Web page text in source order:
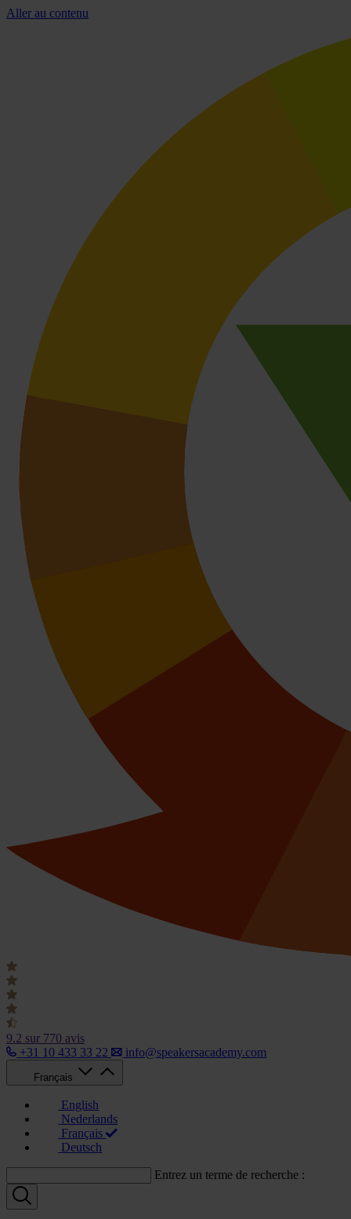
Aller au contenu
9.2 sur 770 avis
+31 10 433 33 22
info@speakersacademy.com
Français
English
Nederlands
Français
Deutsch
Entrez un terme de recherche :